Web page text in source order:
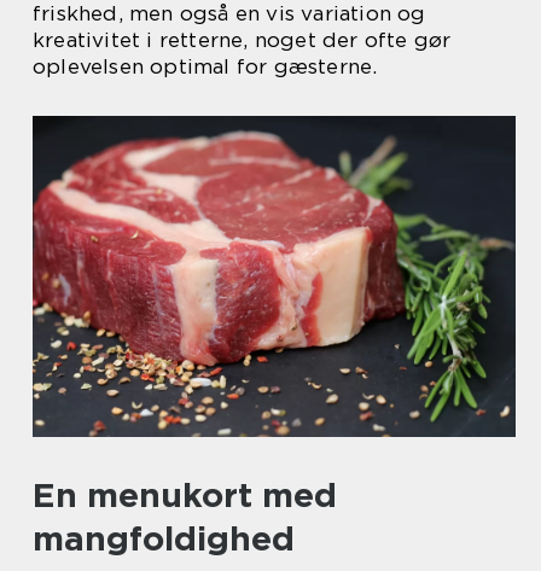
friskhed, men også en vis variation og
kreativitet i retterne, noget der ofte gør
oplevelsen optimal for gæsterne.
En menukort med
mangfoldighed